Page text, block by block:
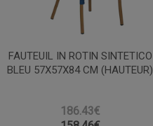
FAUTEUIL IN ROTIN SINTETICO
BLEU 57X57X84 CM (HAUTEUR)
186.43€